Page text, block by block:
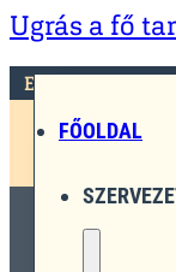
Ugrás a fő
FŐOLDAL
ESE